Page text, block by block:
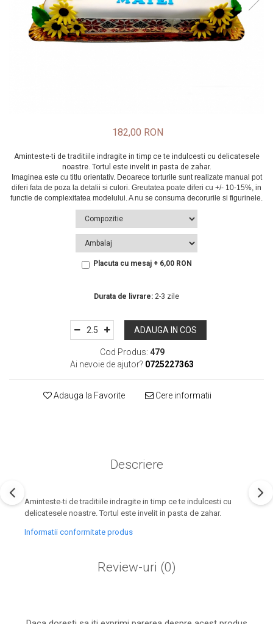
182,00 RON
Aminteste-ti de traditiile indragite in timp ce te indulcesti cu delicatesele
noastre. Tortul este invelit in pasta de zahar.
Placuta cu mesaj + 6,00 RON
Durata de livrare: 2-3 zile
ADAUGA IN COS
Cod Produs: 479
Ai nevoie de ajutor? 0725227363
Adauga la Favorite Cere informatii
Descriere
Aminteste-ti de traditiile indragite in timp ce te indulcesti cu
delicatesele noastre. Tortul este invelit in pasta de zahar.
Informatii conformitate produs
Review-uri (0)